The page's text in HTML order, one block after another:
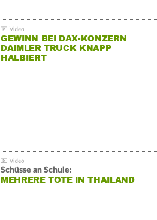
GEWINN BEI DAX-KONZERN
DAIMLER TRUCK KNAPP
HALBIERT
Schüsse an Schule:
MEHRERE TOTE IN THAILAND